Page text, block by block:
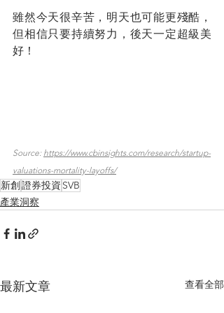
雖然今天很辛苦，明天也可能更殘酷，
但相信只要持續努力，後天一定超級美
好！
Source: https://www.cbinsights.com/research/startup-
valuations-mortality-layoffs/
新創證券投資 SVB
產業洞察
最新文章 查看全部